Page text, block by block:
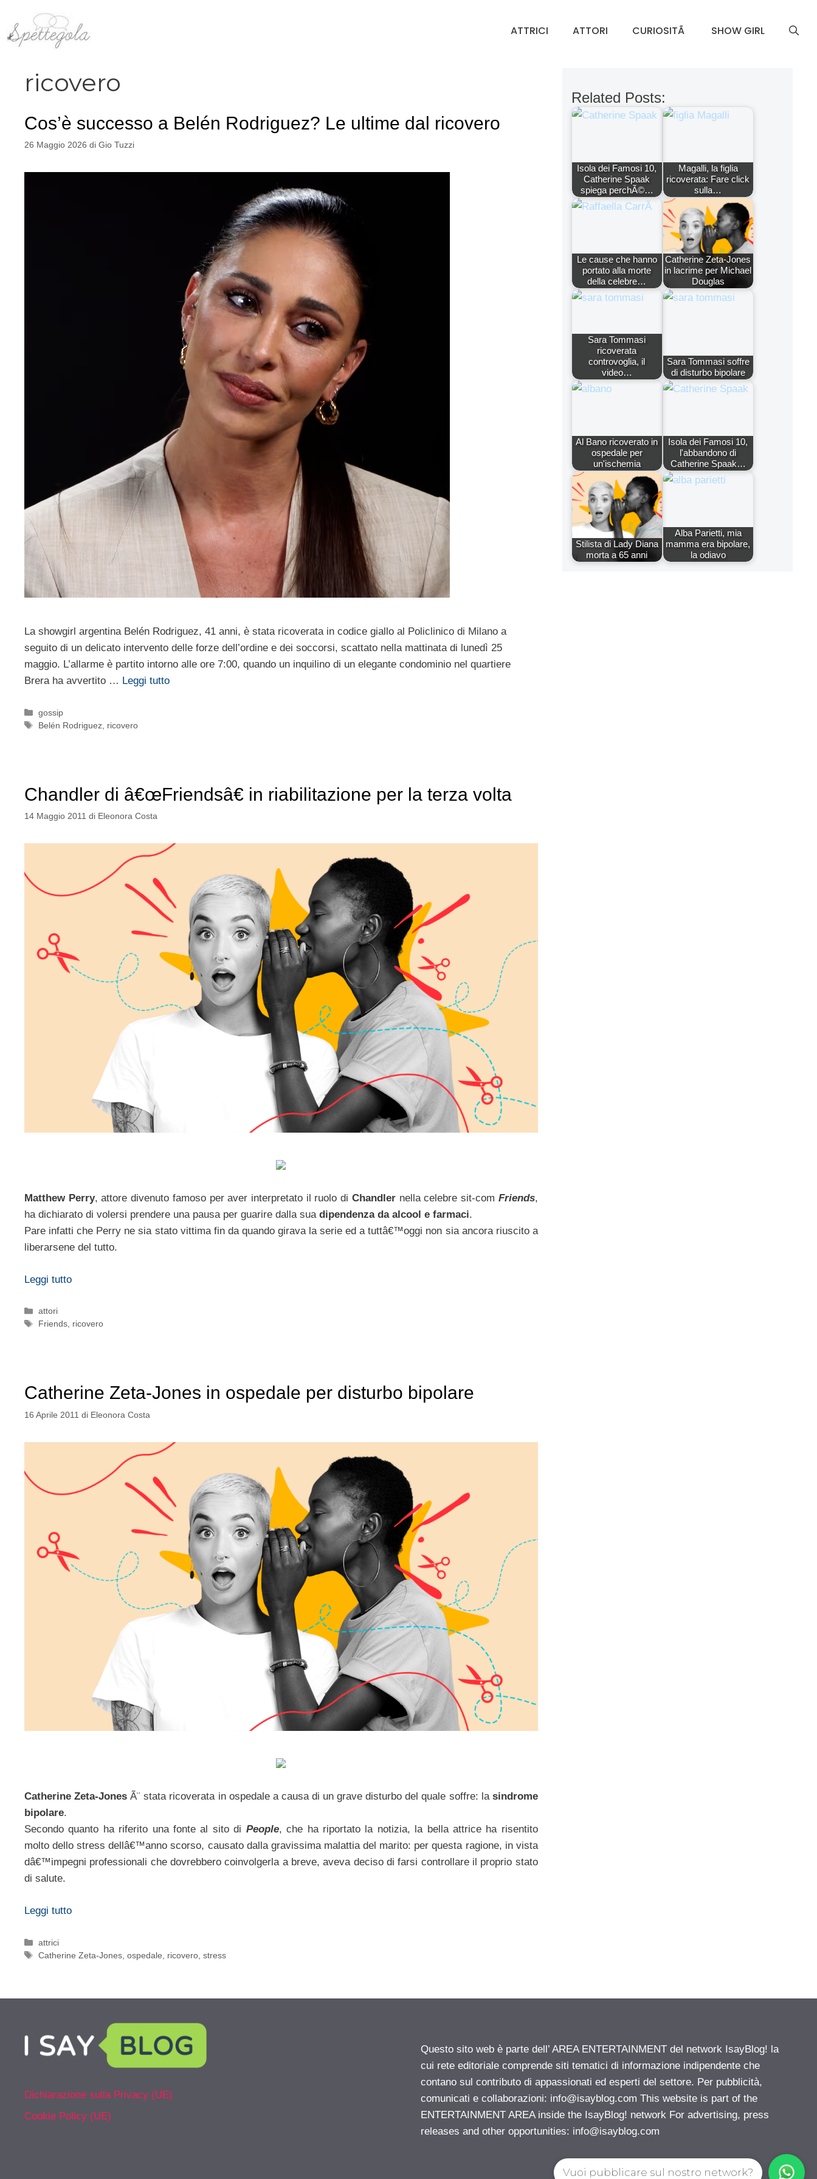
contenuto
ATTRICI ATTORI CURIOSITÃ SHOW GIRL
ricovero
Cos’è successo a Belén Rodriguez? Le ultime dal ricovero
26 Maggio 2026 di Gio Tuzzi
La showgirl argentina Belén Rodriguez, 41 anni, è stata ricoverata in codice giallo al Policlinico di Milano a
seguito di un delicato intervento delle forze dell’ordine e dei soccorsi, scattato nella mattinata di lunedì 25
maggio. L’allarme è partito intorno alle ore 7:00, quando un inquilino di un elegante condominio nel quartiere
Brera ha avvertito … Leggi tutto
Categorie
gossip
Tag
Belén Rodriguez ricovero
Chandler di â€œFriendsâ€ in riabilitazione per la terza volta
14 Maggio 2011 di Eleonora Costa
Matthew Perry, attore divenuto famoso per aver interpretato il ruolo di Chandlernella celebre sit-com Friends,
ha dichiarato di volersi prendere una pausa per guarire dalla sua dipendenza da alcool e farmaci.
Pare infatti che Perry ne sia stato vittima fin da quando girava la serie ed a tuttâ€™oggi non sia ancora riuscito a
liberarsene del tutto.
Leggi tutto
Categorie
attori
Tag
Friends, ricovero
Catherine Zeta-Jones in ospedale per disturbo bipolare
16 Aprile 2011 di Eleonora Costa
Catherine Zeta-Jones Ã¨ stata ricoverata in ospedale a causa di un grave disturbo del quale soffre: la sindrome
bipolare.
Secondo quanto ha riferito una fonte al sito di People, che ha riportato la notizia, la bella attrice ha risentito
molto dello stress dellâ€™anno scorso, causato dalla gravissima malattia del marito: per questa ragione, in vista
dâ€™impegni professionali che dovrebbero coinvolgerla a breve, aveva deciso di farsi controllare il proprio stato
di salute.
Leggi tutto
Categorie
attrici
Tag
Catherine Zeta-Jones ,ospedale ricovero ,stress
Related Posts:
Isola dei Famosi 10,
Catherine Spaak
spiega perchÃ©…
Magalli, la figlia
ricoverata: Fare click
sulla…
Le cause che hanno
portato alla morte
della celebre…
Catherine Zeta-Jones
in lacrime per Michael
Douglas
Sara Tommasi
ricoverata
controvoglia, il
video…
Sara Tommasi soffre
di disturbo bipolare
Al Bano ricoverato in
ospedale per
un'ischemia
Isola dei Famosi 10,
l'abbandono di
Catherine Spaak…
Stilista di Lady Diana
morta a 65 anni
Alba Parietti, mia
mamma era bipolare,
la odiavo
Dichiarazione sulla Privacy (UE)
Cookie Policy (UE)
Questo sito web è parte dell’ AREA ENTERTAINMENT del network IsayBlog! la
cui rete editoriale comprende siti tematici di informazione indipendente che
contano sul contributo di appassionati ed esperti del settore. Per pubblicità,
comunicati e collaborazioni: info@isayblog.com This website is part of the
ENTERTAINMENT AREA inside the IsayBlog! network For advertising, press
releases and other opportunities: info@isayblog.com
Vuoi pubblicare sul nostro network?